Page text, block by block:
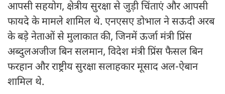
आपसी सहयोग, क्षेत्रीय सुरक्षा से जुड़ी चिंताएं और आपसी
फायदे के मामले शामिल थे. एनएसए डोभाल ने सऊदी अरब
के बड़े नेताओं से मुलाकात की, जिनमें ऊर्जा मंत्री प्रिंस
अब्दुलअजीज बिन सलमान, विदेश मंत्री प्रिंस फैसल बिन
फरहान और राष्ट्रीय सुरक्षा सलाहकार मूसाद अल-ऐबान
शामिल थे.